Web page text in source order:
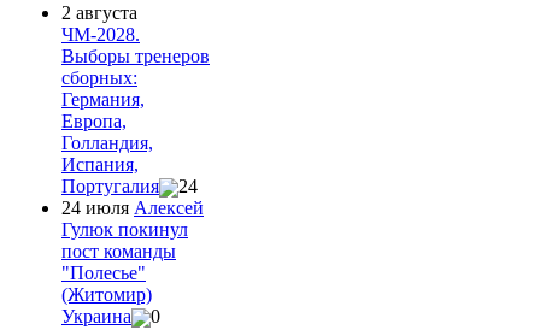
2 августа
ЧМ-2028.
Выборы тренеров
сборных:
Германия,
Европа,
Голландия,
Испания,
Португалия
24
24 июля Алексей
Гулюк покинул
пост команды
"Полесье"
(Житомир)
Украина
0